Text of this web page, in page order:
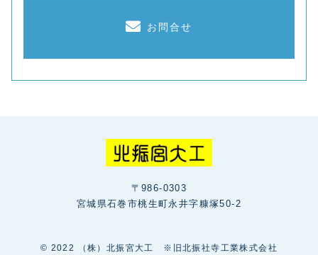
お問合せ
〒986-0303
宮城県石巻市桃生町永井字糠塚50-2
© 2022 （株）北振宮大工 ※旧北振社寺工業株式会社